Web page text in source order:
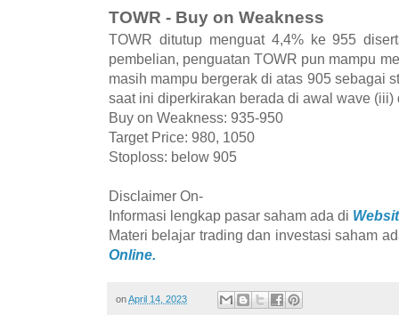
TOWR - Buy on Weakness
TOWR ditutup menguat 4,4% ke 955
pembelian, penguatan TOWR pun mampu
masih mampu bergerak di atas 905 sebagai
saat ini diperkirakan berada di awal wave
Buy on Weakness: 935-950
Target Price: 980, 1050
Stoploss: below 905
Disclaimer On-
Informasi lengkap pasar saham ada di
Materi belajar trading dan investasi saham
Online.
onApril 14, 2023